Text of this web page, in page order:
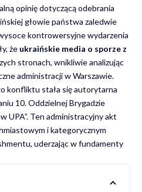
opinię dotyczącą odebrania
głowie państwa zaledwie
kontrowersyjne wydarzenia
że ukraińskie media o sporze z
stronach, wnikliwie analizując
administracji w Warszawie.
konfliktu stała się autorytarna
10. Oddzielnej Brygadzie
UPA”. Ten administracyjny akt
i kategorycznym
uderzając w fundamenty